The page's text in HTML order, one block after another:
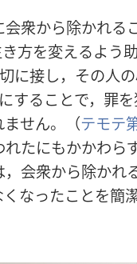
会衆から除かれる
き方を変えるよう助
切に接し，その人の
することで， 罪を
せん。（テモテ
れたにもかかわら
会衆から除かれ
なったことを簡